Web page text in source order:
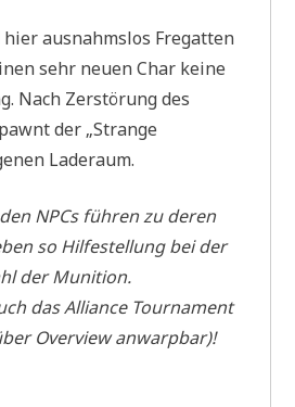
hier ausnahmslos Fregatten
sehr neuen Char keine
Nach Zerstörung des
der „Strange
Laderaum.
NPCs führen zu deren
so Hilfestellung bei der
der Munition.
das Alliance Tournament
Overview anwarpbar)!